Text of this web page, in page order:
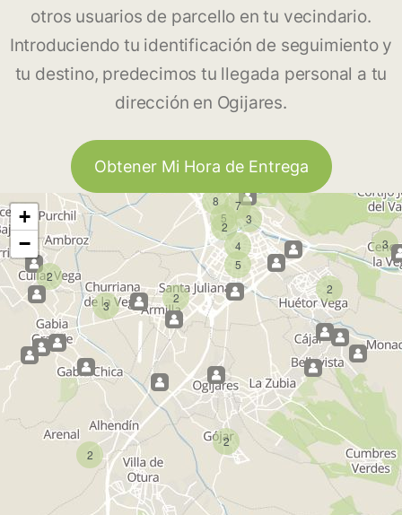
otros usuarios de parcello en tu vecindario.
Introduciendo tu identificación de seguimiento y
tu destino, predecimos tu llegada personal a tu
dirección en Ogijares.
Obtener Mi Hora de Entrega
2
2
3
2
2
5
7
8
3
3
5
2
4
2
+
−